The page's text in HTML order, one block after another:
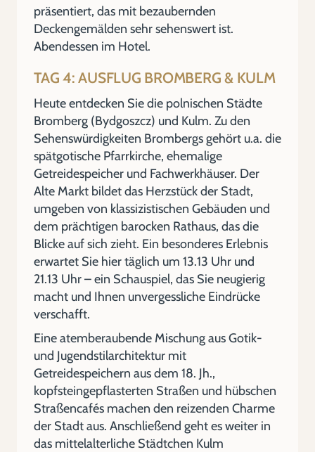
präsentiert, das mit bezaubernden
Deckengemälden sehr sehenswert ist.
Abendessen im Hotel.
TAG 4: AUSFLUG BROMBERG & KULM
Heute entdecken Sie die polnischen Städte
Bromberg (Bydgoszcz) und Kulm. Zu den
Sehenswürdigkeiten Brombergs gehört u.a. die
spätgotische Pfarrkirche, ehemalige
Getreidespeicher und Fachwerkhäuser. Der
Alte Markt bildet das Herzstück der Stadt,
umgeben von klassizistischen Gebäuden und
dem prächtigen barocken Rathaus, das die
Blicke auf sich zieht. Ein besonderes Erlebnis
erwartet Sie hier täglich um 13.13 Uhr und
21.13 Uhr – ein Schauspiel, das Sie neugierig
macht und Ihnen unvergessliche Eindrücke
verschafft.
Eine atemberaubende Mischung aus Gotik-
und Jugendstilarchitektur mit
Getreidespeichern aus dem 18. Jh.,
kopfsteingepflasterten Straßen und hübschen
Straßencafés machen den reizenden Charme
der Stadt aus. Anschließend geht es weiter in
das mittelalterliche Städtchen Kulm